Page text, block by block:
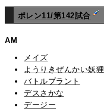
ポレン11/第142試合
AM
メイズ
ようりきぜんかい妖狸
バトルプラント
デスさかな
デージー